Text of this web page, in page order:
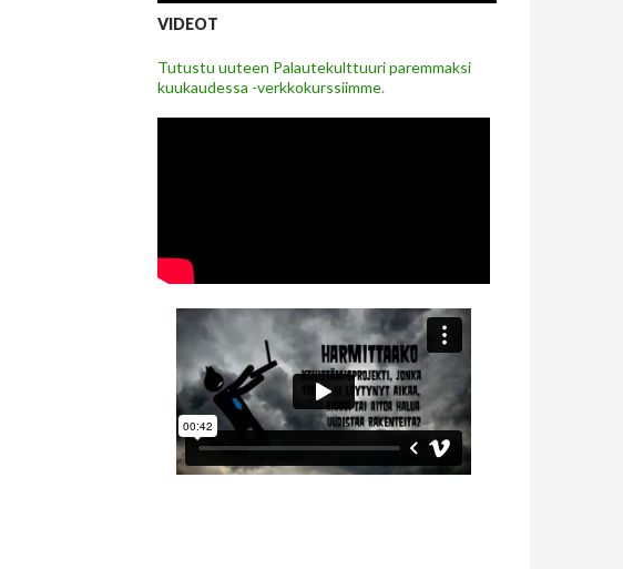
VIDEOT
Tutustu uuteen Palautekulttuuri paremmaksi
kuukaudessa -verkkokurssiimme.